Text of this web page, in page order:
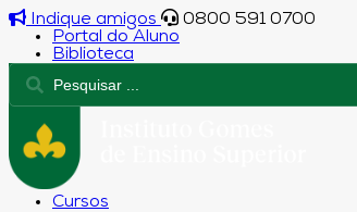
Indique amigos
0800 591 0700
Portal do Aluno
Biblioteca
Cursos